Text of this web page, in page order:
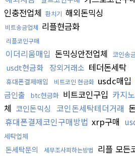
인충전업체 환치기 해외돈믹싱
비트송금업체 리플현금화
리플코인구매
이더리움매입 돈믹싱안전업체 코인송
usdt현금화 장외거래소 테더돈세탁
휴대폰결제매입 비트코인 현금화 usdc매입
금인출
btc현금화 비트코인구입 카지
체 코인돈믹싱 코인돈세탁테더거래
휴대폰결제코인구매방법 xrp구매
세탁업체
돈세탁문의 세무조사피하는방법 리플 모든